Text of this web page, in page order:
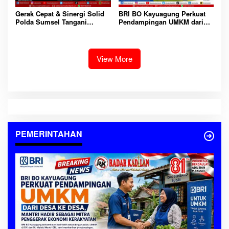
Gerak Cepat & Sinergi Solid
Polda Sumsel Tangani
BRI BO Kayuagung Perkuat
Pendampingan UMKM dari
Ekonomi Kerakyatan
View More
PEMERINTAHAN